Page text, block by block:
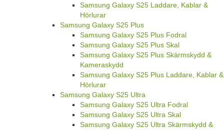
Samsung Galaxy S25 Laddare, Kablar &
Hörlurar
Samsung Galaxy S25 Plus
Samsung Galaxy S25 Plus Fodral
Samsung Galaxy S25 Plus Skal
Samsung Galaxy S25 Plus Skärmskydd &
Kameraskydd
Samsung Galaxy S25 Plus Laddare, Kablar &
Hörlurar
Samsung Galaxy S25 Ultra
Samsung Galaxy S25 Ultra Fodral
Samsung Galaxy S25 Ultra Skal
Samsung Galaxy S25 Ultra Skärmskydd &